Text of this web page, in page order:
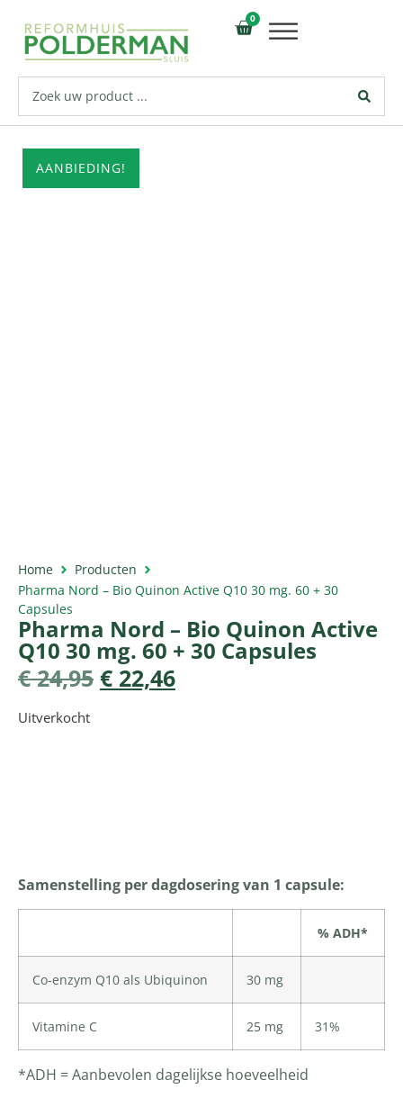
0
AANBIEDING!
Home
Producten
Pharma Nord – Bio Quinon Active Q10 30 mg. 60 + 30
Capsules
Pharma Nord – Bio Quinon Active
Q10 30 mg. 60 + 30 Capsules
€24,95 € 22,46
Uitverkocht
Samenstelling per dagdosering van 1 capsule:
% ADH*
Co-enzym Q10 als Ubiquinon 30 mg
Vitamine C 25 mg 31%
*ADH = Aanbevolen dagelijkse hoeveelheid